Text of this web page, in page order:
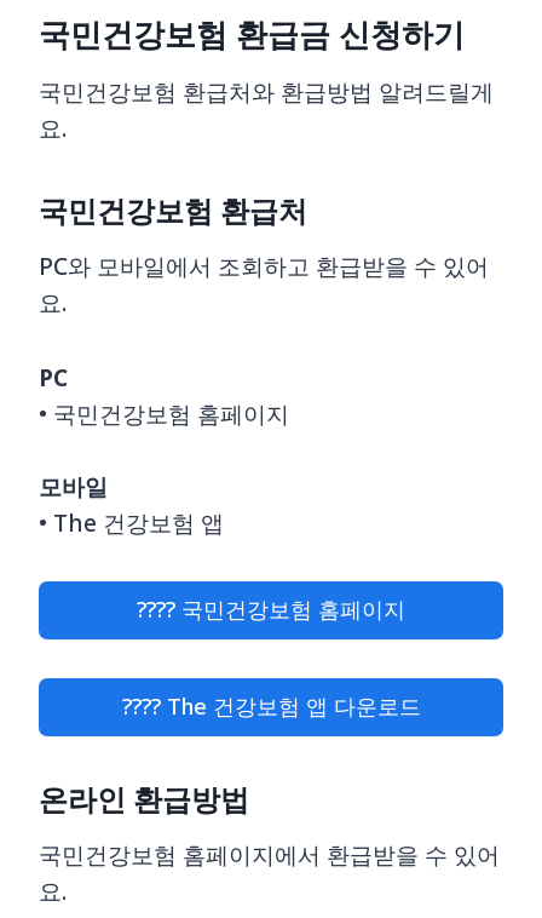
국민건강보험 환급금 신청하기
국민건강보험 환급처와 환급방법 알려드릴게
요.
국민건강보험 환급처
PC와 모바일에서 조회하고 환급받을 수 있어
요.
PC
• 국민건강보험 홈페이지
모바일
• The 건강보험 앱
???? 국민건강보험 홈페이지
???? The 건강보험 앱 다운로드
온라인 환급방법
국민건강보험 홈페이지에서 환급받을 수 있어
요.